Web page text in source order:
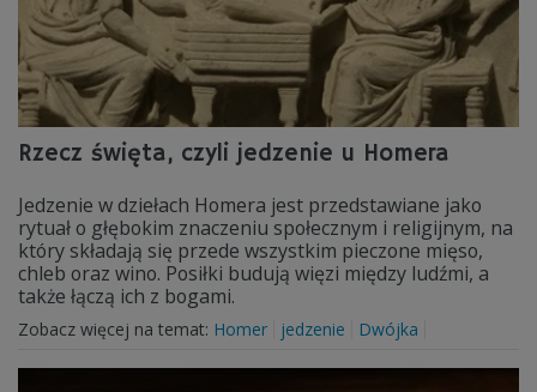
Rzecz święta, czyli jedzenie u Homera
Jedzenie w dziełach Homera jest przedstawiane jako
rytuał o głębokim znaczeniu społecznym i religijnym, na
który składają się przede wszystkim pieczone mięso,
chleb oraz wino. Posiłki budują więzi między ludźmi, a
także łączą ich z bogami.
Zobacz więcej na temat: Homer jedzenie Dwójka